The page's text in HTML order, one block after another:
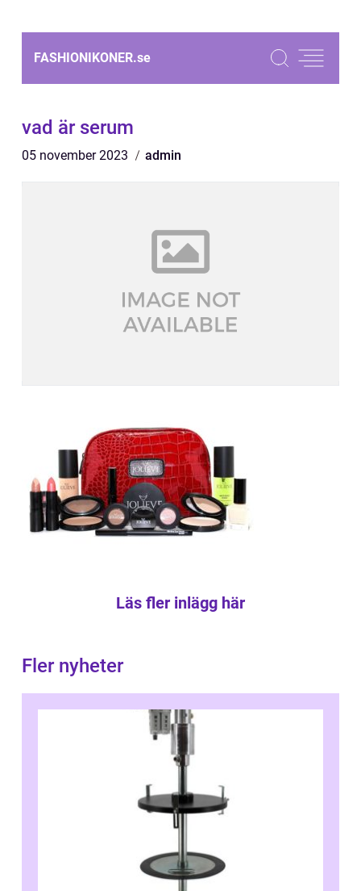
FASHIONIKONER.se
vad är serum
05 november 2023 admin
Läs fler inlägg här
Fler nyheter